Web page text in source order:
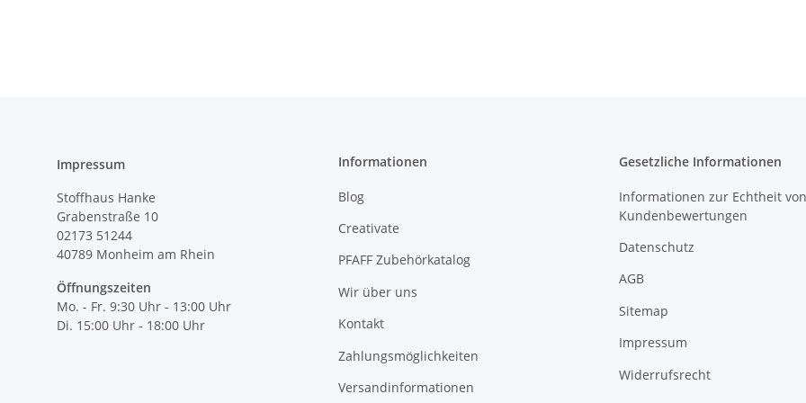
Impressum
Stoffhaus Hanke
Grabenstraße 10
02173 51244
40789 Monheim am Rhein
Öffnungszeiten
Mo. - Fr. 9:30 Uhr - 13:00 Uhr
Di. 15:00 Uhr - 18:00 Uhr
Informationen
Blog
Creativate
PFAFF Zubehörkatalog
Wir über uns
Kontakt
Zahlungsmöglichkeiten
Versandinformationen
Gesetzliche Informationen
Informationen zur Echtheit von
Kundenbewertungen
Datenschutz
AGB
Sitemap
Impressum
Widerrufsrecht